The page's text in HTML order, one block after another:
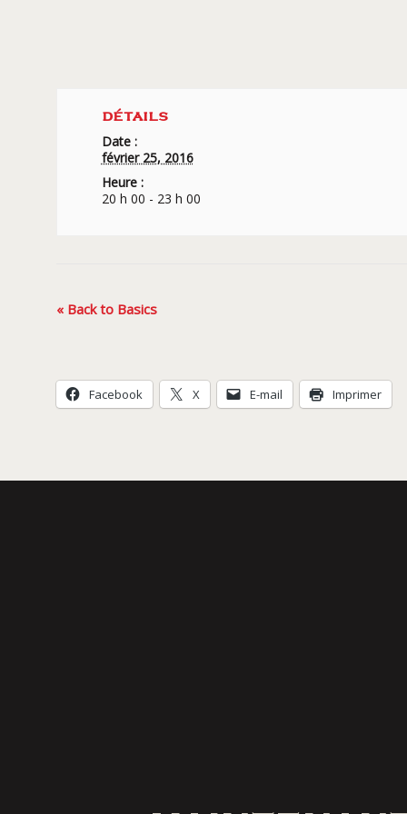
DÉTAILS
Date :
février 25, 2016
Heure :
20 h 00 - 23 h 00
Navigation
« Back to Basics
Facebook X E-mail Imprimer